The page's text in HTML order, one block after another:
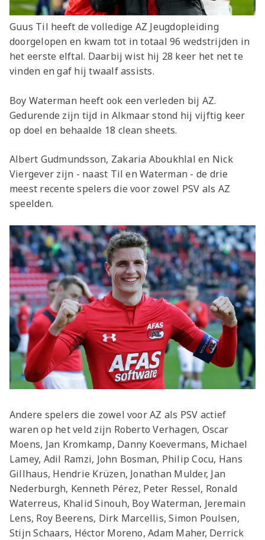
Guus Til heeft de volledige AZ Jeugdopleiding
doorgelopen en kwam tot in totaal 96 wedstrijden in
het eerste elftal. Daarbij wist hij 28 keer het net te
vinden en gaf hij twaalf assists.
Boy Waterman heeft ook een verleden bij AZ.
Gedurende zijn tijd in Alkmaar stond hij vijftig keer
op doel en behaalde 18 clean sheets.
Albert Gudmundsson, Zakaria Aboukhlal en Nick
Viergever zijn - naast Til en Waterman - de drie
meest recente spelers die voor zowel PSV als AZ
speelden.
Andere spelers die zowel voor AZ als PSV actief
waren op het veld zijn Roberto Verhagen, Oscar
Moens, Jan Kromkamp, Danny Koevermans, Michael
Lamey, Adil Ramzi, John Bosman, Philip Cocu, Hans
Gillhaus, Hendrie Krüzen, Jonathan Mulder, Jan
Nederburgh, Kenneth Pérez, Peter Ressel, Ronald
Waterreus, Khalid Sinouh, Boy Waterman, Jeremain
Lens, Roy Beerens, Dirk Marcellis, Simon Poulsen,
Stijn Schaars, Héctor Moreno, Adam Maher, Derrick